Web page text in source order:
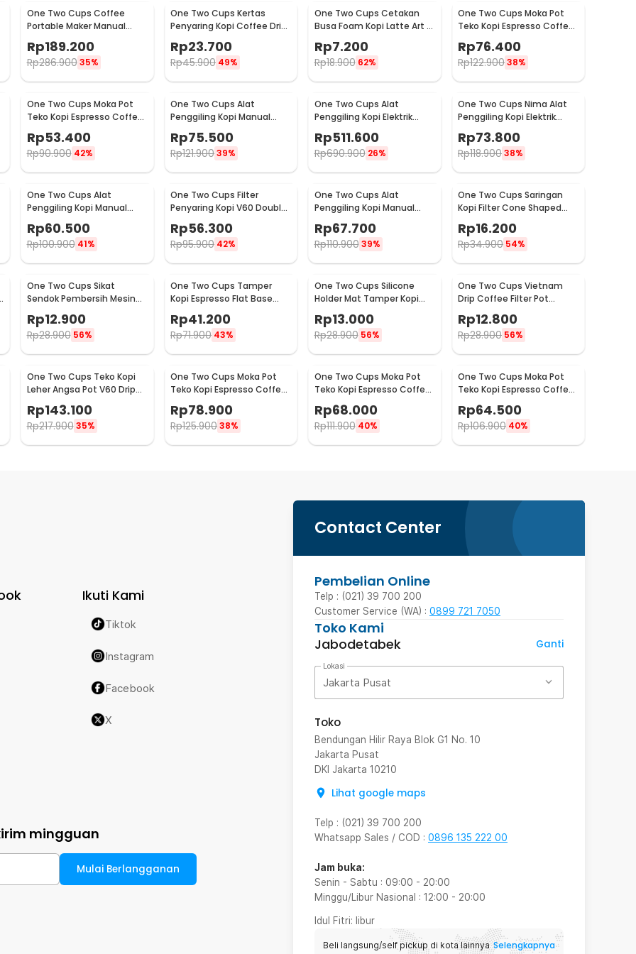
One Two Cups Coffee
Portable Maker Manual
Hand Press Espresso 300ml
- T35066
Rp189.200
Rp286.900 35%
One Two Cups Kertas
Penyaring Kopi Coffee Drip
Bag Paper Filter 50PCS -
T111
Rp23.700
Rp45.900 49%
One Two Cups Cetakan
Busa Foam Kopi Latte Art 16
PCS - JJYE01
Rp7.200
Rp18.900 62%
One Two Cups Moka Pot
Teko Kopi Espresso Coffee
Stovetop 6 Cup 300ml -
Z20
Rp76.400
Rp122.90038%
One Two Cups Moka Pot
Teko Kopi Espresso Coffee
Stovetop 2 Cup 100ml -
Z20
Rp53.400
Rp90.900 42%
One Two Cups Alat
Penggiling Kopi Manual
Coffee Grinder Wood -
16290
Rp75.500
Rp121.90039%
One Two Cups Alat
Penggiling Kopi Elektrik
Coffee Grinder Adjustable
- 600N
Rp511.600
Rp690.900 26%
One Two Cups Nima Alat
Penggiling Kopi Elektrik
Bumbu Coffee Grinder -
NM-8300
Rp73.800
Rp118.90038%
One Two Cups Alat
Penggiling Kopi Manual
Coffee Grinder Adjustable
- RHNHA0176
Rp60.500
Rp100.900 41%
One Two Cups Filter
Penyaring Kopi V60 Double
Layer Coffee Filter - FS-40S
Rp56.300
Rp95.900 42%
One Two Cups Alat
Penggiling Kopi Manual
Coffee Grinder Adjustable
- CF4146
Rp67.700
Rp110.900 39%
One Two Cups Saringan
Kopi Filter Cone Shaped
Coffee Dripper 1 PCS - K741
Rp16.200
Rp34.900 54%
One Two Cups Sikat
Sendok Pembersih Mesin
Kopi Espresso 2in1 - 8809
Rp12.900
Rp28.900 56%
One Two Cups Tamper
Kopi Espresso Flat Base
Stainless Steel 51mm -
SS51
Rp41.200
Rp71.900 43%
One Two Cups Silicone
Holder Mat Tamper Kopi
Espresso Barista - 0310
Rp13.000
Rp28.900 56%
One Two Cups Vietnam
Drip Coffee Filter Pot
Saringan Kopi 124ml 7Q -
LC1
Rp12.800
Rp28.900 56%
One Two Cups Teko Kopi
Leher Angsa Pot V60 Drip
Kettle 960ml - RF-15
Rp143.100
Rp217.900 35%
One Two Cups Moka Pot
Teko Kopi Espresso Coffee
Maker Stovetop 6 Cup
300ml - Z21
Rp78.900
Rp125.90038%
One Two Cups Moka Pot
Teko Kopi Espresso Coffee
Maker Stovetop 4 Cup
200ml - Z21
Rp68.000
Rp111.900 40%
One Two Cups Moka Pot
Teko Kopi Espresso Coffee
Maker Stovetop 2 Cup
100ml - Z21
Rp64.500
Rp106.900 40%
Contact Center
Pembelian Online
Telp : (021) 39 700 200
Customer Service (WA) : 0899 721 7050
Toko Kami
Jabodetabek
Ganti
Lokasi
Jakarta Pusat
Toko
Bendungan Hilir Raya Blok G1 No. 10
Jakarta Pusat
DKI Jakarta 10210
Lihat google maps
Telp : (021) 39 700 200
Whatsapp Sales / COD : 0896 135 222 00
Jam buka:
Senin - Sabtu : 09:00 - 20:00
Minggu/Libur Nasional : 12:00 - 20:00
Idul Fitri: libur
Beli langsung/self pickup di kota lainnya Selengkapnya
Ikuti Kami
Tiktok
Instagram
Facebook
X
mingguan
Mulai Berlangganan